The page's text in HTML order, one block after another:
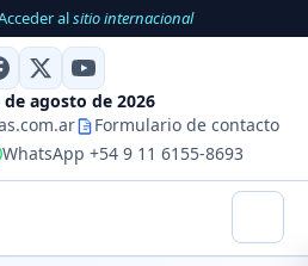
alsitio internacional
de agosto de 2026
Formulario de contacto
WhatsApp +54 9 11 6155-8693